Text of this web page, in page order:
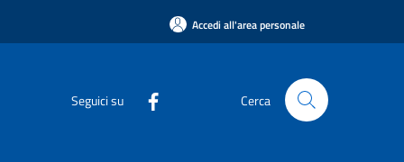
Accedi all'area personale
Seguici su Cerca